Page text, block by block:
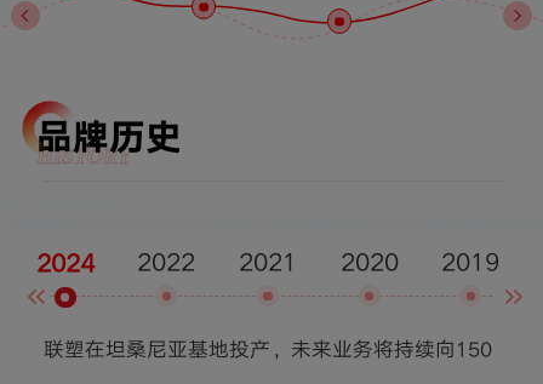
品牌历史
HISTORY
2024 2022 2021 2020 2019
联塑在坦桑尼亚基地投产，未来业务将持续向150